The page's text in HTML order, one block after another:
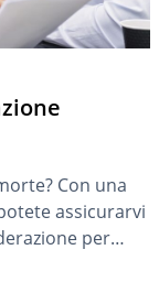
Con una
assicurarvi
per
i superstiti